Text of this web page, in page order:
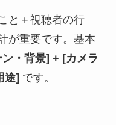
と＋視聴者の行
が重要です。基本
・背景] + [カメラ
途] です。